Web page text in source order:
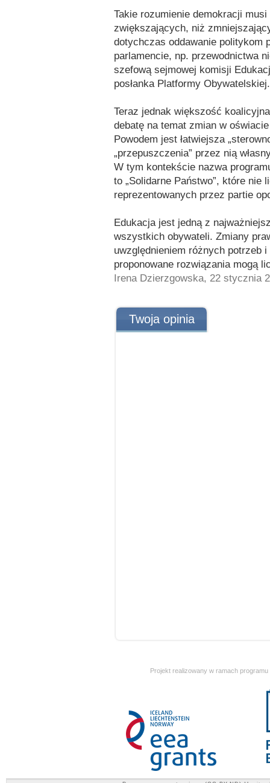
Takie rozumienie demokracji
zwiększających, niż
dotychczas oddawanie politykom
parlamencie, np. przewodnictwa
szefową sejmowej komisji
posłanka Platformy Obywatelskiej.
Teraz jednak większość
debatę na temat zmian w
Powodem jest łatwiejsza
„przepuszczenia” przez nią
W tym kontekście nazwa
to „Solidarne Państwo”, które
reprezentowanych przez partie
Edukacja jest jedną z
wszystkich obywateli. Zmiany
uwzględnieniem różnych potrzeb
proponowane rozwiązania mogą
Irena Dzierzgowska, 22 stycznia
Twoja opinia
Projekt realizowany w ramach